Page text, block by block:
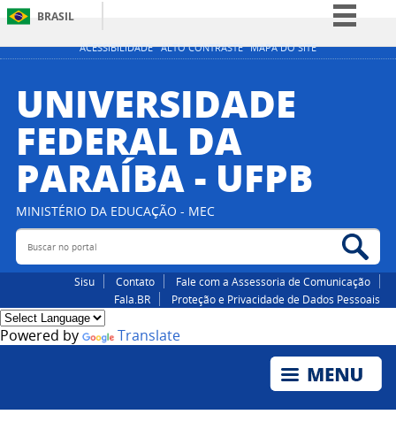
ACESSIBILIDADE ALTO CONTRASTE MAPA DO SITE
BRASIL
Simplifique!
Participe
Acesso à informação
Canais
UNIVERSIDADE
FEDERAL DA
PARAÍBA - UFPB
MINISTÉRIO DA EDUCAÇÃO - MEC
Buscar no portal
Sisu Contato
Fale com a Assessoria de Comunicação
Fala.BR
Proteção e Privacidade de Dados Pessoais
Powered by Translate